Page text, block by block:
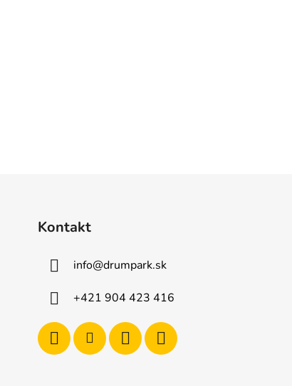
Kontakt
info@drumpark.sk
+421 904 423 416